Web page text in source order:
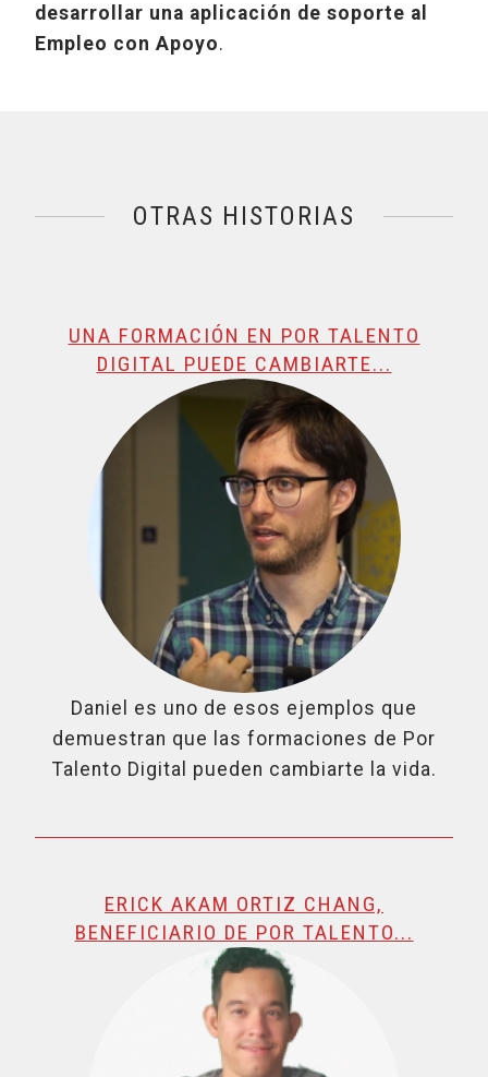
desarrollar una aplicación de soporte al
Empleo con Apoyo.
OTRAS HISTORIAS
@name, visualizando página 1 de 3
UNA FORMACIÓN EN POR TALENTO
DIGITAL PUEDE CAMBIARTE...
Daniel es uno de esos ejemplos que
demuestran que las formaciones de Por
Talento Digital pueden cambiarte la vida.
ERICK AKAM ORTIZ CHANG,
BENEFICIARIO DE POR TALENTO...